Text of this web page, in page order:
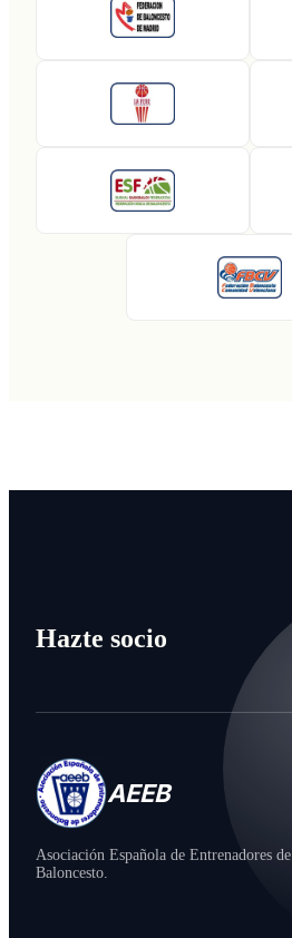
Hazte socio
AEEB
Asociación Española de Entrenadores de
Baloncesto.